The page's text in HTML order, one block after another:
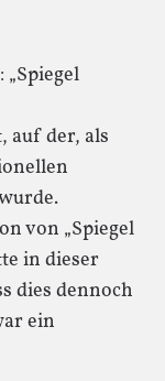
auf der, als
von „Spiegel
in dieser
dies dennoch
ein